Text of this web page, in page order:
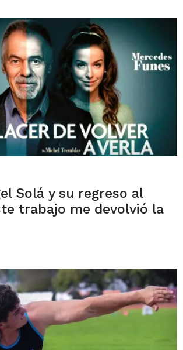
Solá y su regreso al
trabajo me devolvió la